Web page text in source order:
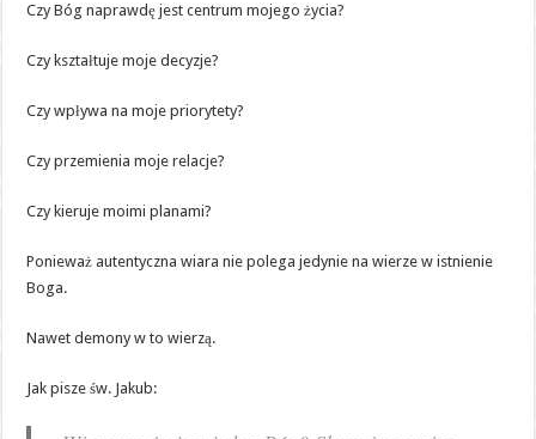
Czy Bóg naprawdę jest centrum mojego życia?
Czy kształtuje moje decyzje?
Czy wpływa na moje priorytety?
Czy przemienia moje relacje?
Czy kieruje moimi planami?
Ponieważ autentyczna wiara nie polega jedynie na wierze w istnienie
Boga.
Nawet demony w to wierzą.
Jak pisze św. Jakub: